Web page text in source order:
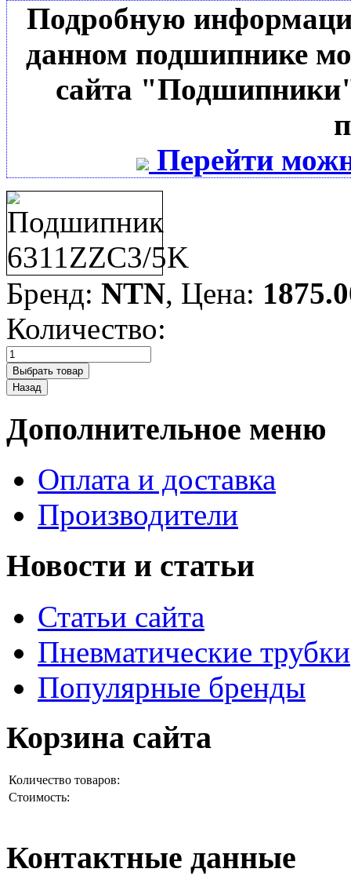
Подробную
данном подшипнике
сайта
Перейти
Бренд: NTN, Цена:
Количество:
Дополнительное меню
Оплата и доставка
Производители
Новости и статьи
Статьи сайта
Пневматические трубки
Популярные бренды
Корзина сайта
Количество товаров:
Стоимость:
Контактные данные